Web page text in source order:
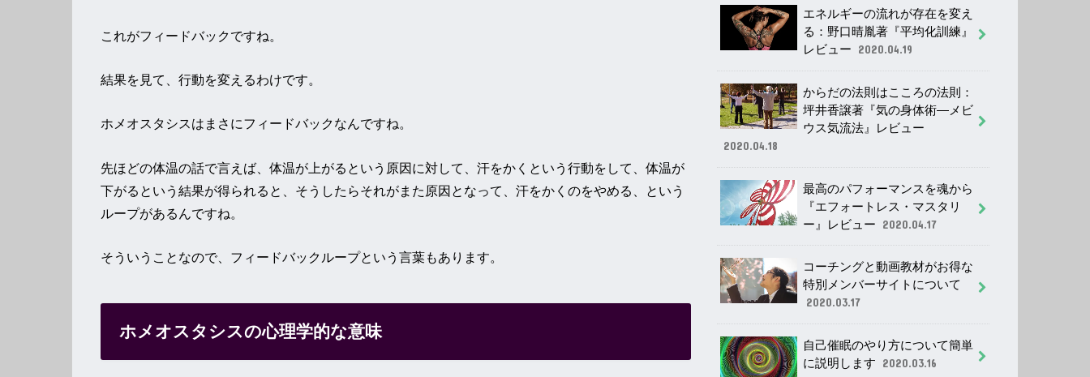
これがフィードバックですね。
結果を見て、行動を変えるわけです。
ホメオスタシスはまさにフィードバックなんですね。
先ほどの体温の話で言えば、体温が上がるという原因に対して、汗をかくという行動をして、体温が
下がるという結果が得られると、そうしたらそれがまた原因となって、汗をかくのをやめる、という
ループがあるんですね。
そういうことなので、フィードバックループという言葉もあります。
ホメオスタシスの心理学的な意味
エネルギーの流れが存在を変え
る：野口晴胤著『平均化訓練』
レビュー
2020.04.19
からだの法則はこころの法則：
坪井香譲著『気の身体術―メビ
ウス気流法』レビュー
2020.04.18
最高のパフォーマンスを魂から
『エフォートレス・マスタリ
ー』レビュー
2020.04.17
コーチングと動画教材がお得な
特別メンバーサイトについて
2020.03.17
自己催眠のやり方について簡単
に説明します
2020.03.16